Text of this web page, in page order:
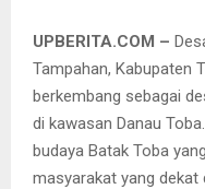
UPBERITA.COM –
Tampahan, Kabupaten
berkembang sebagai
di kawasan Danau
budaya Batak Toba
masyarakat yang dekat